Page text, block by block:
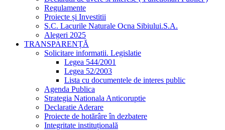
Regulamente
Proiecte și Investitii
S.C. Lacurile Naturale Ocna Sibiului.S.A.
Alegeri 2025
TRANSPARENȚĂ
Solicitare informatii. Legislatie
Legea 544/2001
Legea 52/2003
Lista cu documentele de interes public
Agenda Publica
Strategia Nationala Anticoruptie
Declaratie Aderare
Proiecte de hotărâre în dezbatere
Integritate instituțională